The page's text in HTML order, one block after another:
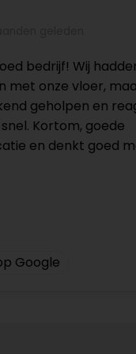
bedrijf! Wij
met onze vloer,
geholpen en
Kortom, goede
en denkt goed
Google